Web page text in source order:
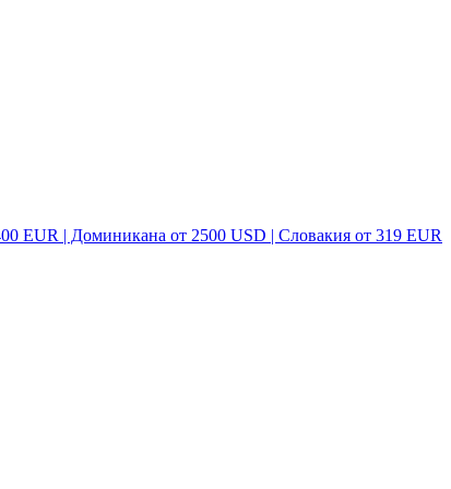
EUR | Доминикана от 2500 USD | Словакия от 319 EUR